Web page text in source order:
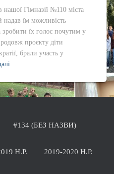
нашої Гімназії №110 міста
надав їм можливість
зробити їх голос почутим у
проєкту діти
брали участь у
#134 (БЕЗ НАЗВИ)
Н.Р. 2019-2020 Н.Р.